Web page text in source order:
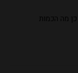
מה הכמות